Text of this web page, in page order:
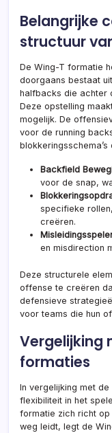
Belangrijke
structuur
De Wing-T formatie
doorgaans bestaat
halfbacks die achter
Deze opstelling
mogelijk. De
voor de running
Backfield
voor de snap,
specifieke
creëren.
en misdirection
Deze structurele
offense te creëren
defensieve
voor teams die hun
Vergelijking
formaties
In vergelijking met
flexibiliteit in het
formatie zich richt
weg leidt, legt de